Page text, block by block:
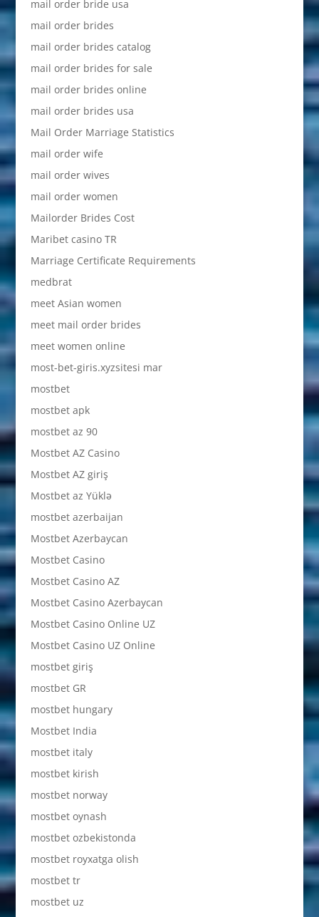
mail order bride usa
mail order brides
mail order brides catalog
mail order brides for sale
mail order brides online
mail order brides usa
Mail Order Marriage Statistics
mail order wife
mail order wives
mail order women
Mailorder Brides Cost
Maribet casino TR
Marriage Certificate Requirements
medbrat
meet Asian women
meet mail order brides
meet women online
most-bet-giris.xyzsitesi mar
mostbet
mostbet apk
mostbet az 90
Mostbet AZ Casino
Mostbet AZ giriş
Mostbet az Yüklə
mostbet azerbaijan
Mostbet Azerbaycan
Mostbet Casino
Mostbet Casino AZ
Mostbet Casino Azerbaycan
Mostbet Casino Online UZ
Mostbet Casino UZ Online
mostbet giriş
mostbet GR
mostbet hungary
Mostbet India
mostbet italy
mostbet kirish
mostbet norway
mostbet oynash
mostbet ozbekistonda
mostbet royxatga olish
mostbet tr
mostbet uz